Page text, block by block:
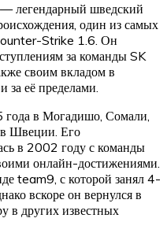
— легендарный шведский
один из самых
Strike 1.6. Он
за команды SK
своим вкладом в
за её пределами.
в Могадишо, Сомали,
Швеции. Его
в 2002 году с команды
онлайн-достижениями.
team9, с которой занял 4-
вскоре он вернулся в
в других известных